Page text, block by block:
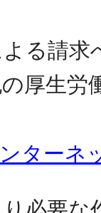
る請
厚生労
ターネ